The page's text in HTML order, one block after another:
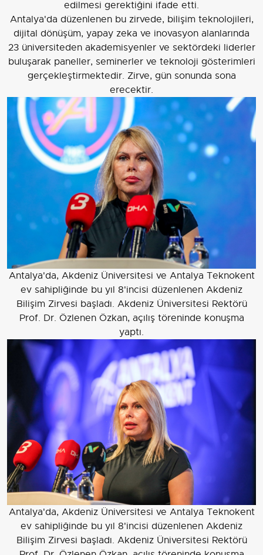
edilmesi gerektiğini ifade etti.
Antalya'da düzenlenen bu zirvede, bilişim teknolojileri,
dijital dönüşüm, yapay zeka ve inovasyon alanlarında
23 üniversiteden akademisyenler ve sektördeki liderler
buluşarak paneller, seminerler ve teknoloji gösterimleri
gerçekleştirmektedir. Zirve, gün sonunda sona
erecektir.
Antalya'da, Akdeniz Üniversitesi ve Antalya Teknokent
ev sahipliğinde bu yıl 8'incisi düzenlenen Akdeniz
Bilişim Zirvesi başladı. Akdeniz Üniversitesi Rektörü
Prof. Dr. Özlenen Özkan, açılış töreninde konuşma
yaptı.
Antalya'da, Akdeniz Üniversitesi ve Antalya Teknokent
ev sahipliğinde bu yıl 8'incisi düzenlenen Akdeniz
Bilişim Zirvesi başladı. Akdeniz Üniversitesi Rektörü